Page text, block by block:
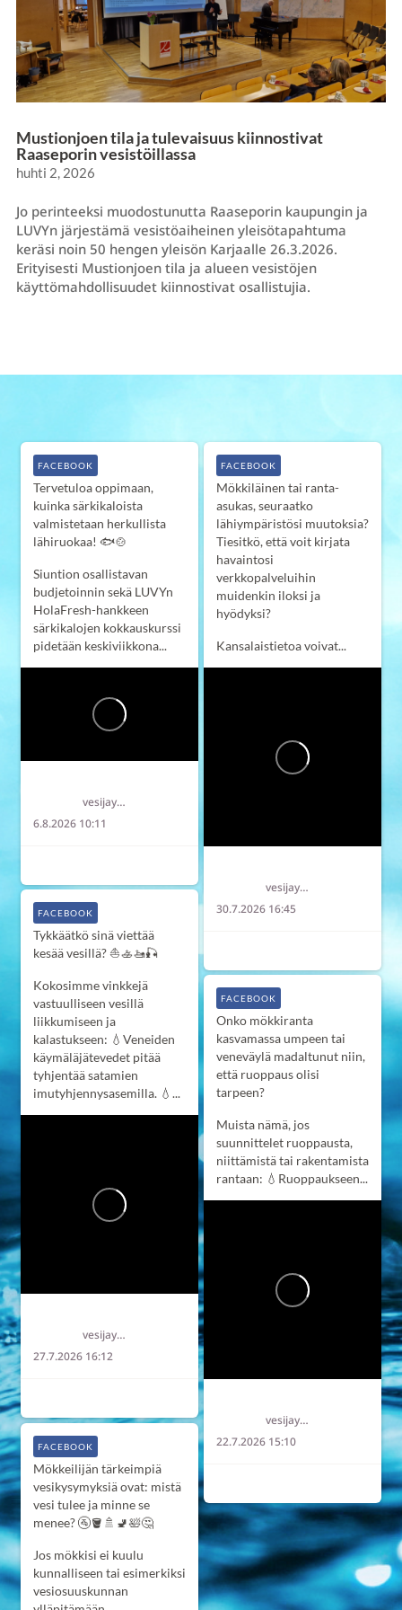
Mustionjoen tila ja tulevaisuus kiinnostivat
Raaseporin vesistöillassa
huhti 2, 2026
Jo perinteeksi muodostunutta Raaseporin kaupungin ja
LUVYn järjestämä vesistöaiheinen yleisötapahtuma
keräsi noin 50 hengen yleisön Karjaalle 26.3.2026.
Erityisesti Mustionjoen tila ja alueen vesistöjen
käyttömahdollisuudet kiinnostivat osallistujia.
Tervetuloa oppimaan,
kuinka särkikaloista
valmistetaan herkullista
lähiruokaa! 🐟🍲
Siuntion osallistavan
budjetoinnin sekä LUVYn
HolaFresh-hankkeen
särkikalojen kokkauskurssi
pidetään keskiviikkona...
vesijaymparisto
6.8.2026 10:11
FACEBOOK
Mökkiläinen tai ranta-
asukas, seuraatko
lähiympäristösi muutoksia?
Tiesitkö, että voit kirjata
havaintosi
verkkopalveluihin
muidenkin iloksi ja
hyödyksi?
Kansalaistietoa voivat...
vesijaymparisto
30.7.2026 16:45
FACEBOOK
Tykkäätkö sinä viettää
kesää vesillä? ⛵️🚣‍🚤🎣
Kokosimme vinkkejä
vastuulliseen vesillä
liikkumiseen ja
kalastukseen: 💧Veneiden
käymäläjätevedet pitää
tyhjentää satamien
imutyhjennysasemilla. 💧...
vesijaymparisto
27.7.2026 16:12
FACEBOOK
Onko mökkiranta
kasvamassa umpeen tai
veneväylä madaltunut niin,
että ruoppaus olisi
tarpeen?
Muista nämä, jos
suunnittelet ruoppausta,
niittämistä tai rakentamista
rantaan: 💧Ruoppaukseen...
vesijaymparisto
22.7.2026 15:10
FACEBOOK
Mökkeilijän tärkeimpiä
vesikysymyksiä ovat: mistä
vesi tulee ja minne se
menee? 🚰🪣🚿🚽🛀🤔
Jos mökkisi ei kuulu
kunnalliseen tai esimerkiksi
vesiosuuskunnan
FACEBOOK